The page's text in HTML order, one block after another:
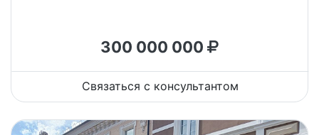
300 000 000
Связаться с консультантом